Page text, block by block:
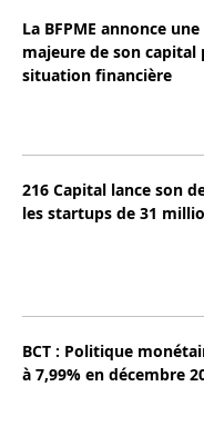
La BFPME annonce
majeure de son capital
situation financière
216 Capital lance son
les startups de 31
BCT : Politique
à 7,99% en décembre